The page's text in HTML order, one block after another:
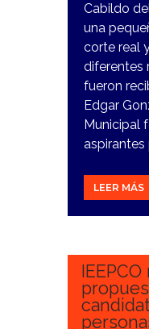
Cabildo
una
corte real
diferentes
fueron
Edgar
Municipal
aspirantes
LEER MÁS
12